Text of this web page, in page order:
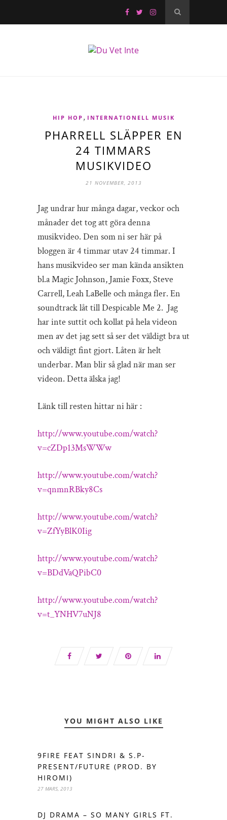
HIP HOP , INTERNATIONELL MUSIK
PHARRELL SLÄPPER EN
24 TIMMARS
MUSIKVIDEO
21 NOVEMBER, 2013
Jag undrar hur många dagar, veckor och
månader det tog att göra denna
musikvideo. Den som ni ser här på
bloggen är 4 timmar utav 24 timmar. I
hans musikvideo ser man kända ansikten
bl.a Magic Johnson, Jamie Foxx, Steve
Carrell, Leah LaBelle och många fler. En
soundtrack låt till Despicable Me 2. Jag
har inte suttit och kollat på hela videon
men av det jag sett så ser det väldigt bra ut
och väldigt fint gjort. Låten är helt
underbar. Man blir så glad när man ser
videon. Detta älska jag!
Länk till resten hittar ni här :
http://www.youtube.com/watch?
v=cZDp13MsWWw
http://www.youtube.com/watch?
v=qnmnRBky8Cs
http://www.youtube.com/watch?
v=ZfYyBlK0Iig
http://www.youtube.com/watch?
v=BDdVaQPibC0
http://www.youtube.com/watch?
v=t_YNHV7uNJ8
YOU MIGHT ALSO LIKE
9FIRE FEAT SINDRI & S.P-
PRESENT/FUTURE (PROD. BY
HIROMI)
27 MARS, 2013
DJ DRAMA – SO MANY GIRLS FT.